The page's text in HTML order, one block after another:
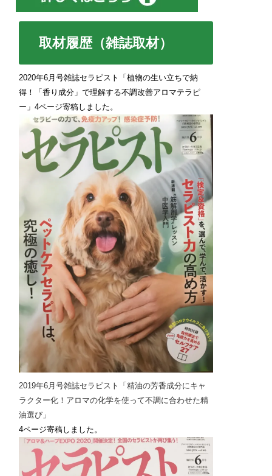
取材履歴（雑誌取材）
2020年6月号雑誌セラピスト「植物の生い立ちで納
得！「香り成分」で理解する不調改善アロマテラピ
ー」4ページ寄稿しました。
2019年6月号雑誌セラピスト「精油の芳香成分にキャ
ラクター化！アロマの化学を使って不調に合わせた精
油選び」
4ページ寄稿しました。